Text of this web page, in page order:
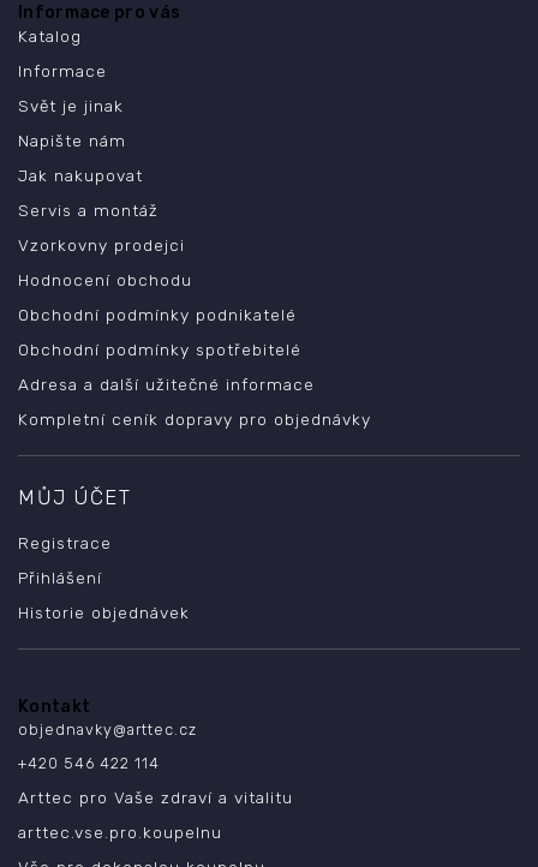
Informace pro vás
Katalog
Informace
Svět je jinak
Napište nám
Jak nakupovat
Servis a montáž
Vzorkovny prodejci
Hodnocení obchodu
Obchodní podmínky podnikatelé
Obchodní podmínky spotřebitelé
Adresa a další užitečné informace
Kompletní ceník dopravy pro objednávky
MŮJ ÚČET
Registrace
Přihlášení
Historie objednávek
Kontakt
objednavky@arttec.cz
+420 546 422 114
Arttec pro Vaše zdraví a vitalitu
arttec.vse.pro.koupelnu